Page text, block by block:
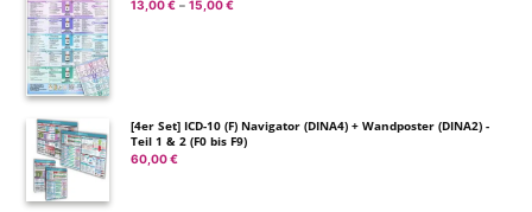
13,00€ – 15,00€Preisspanne:
[4er Set] ICD-10 (F) Navigator (DINA4) + Wandposter (DINA2) -
Teil 1 & 2 (F0 bis F9)
60,00€